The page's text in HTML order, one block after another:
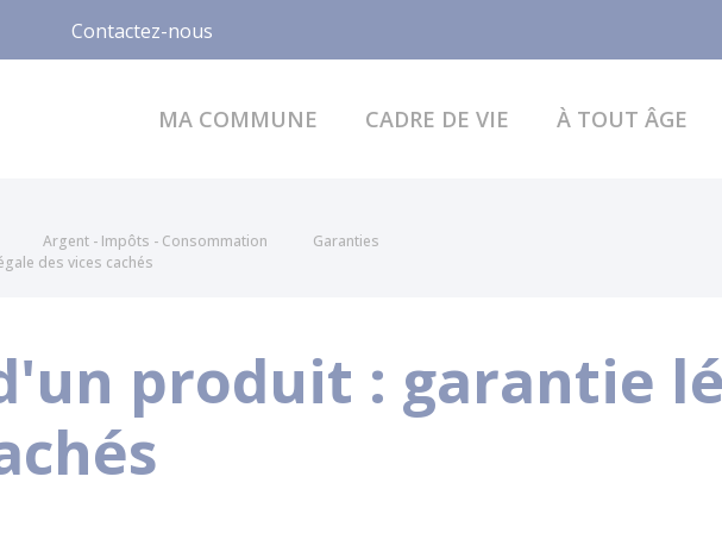
Contactez-nous
MA COMMUNE CADRE DE VIE À TOUT ÂGE
Argent - Impôts - Consommation
Garanties
des vices cachés
produit : garantie